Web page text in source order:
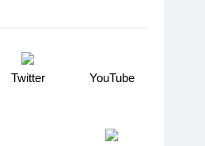
Twitter YouTube